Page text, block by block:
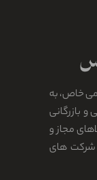
خاص، به
و بازرگانی
مجاز و
شرکت های